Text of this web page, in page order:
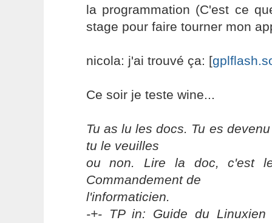
la programmation (C'est ce
stage pour faire tourner mon
nicola: j'ai trouvé ça: [
Ce soir je teste wine...
Tu as lu les docs. Tu es
tu le veuilles
ou non. Lire la doc, c'est
Commandement de
l'informaticien.
-+- TP in: Guide du Linuxien